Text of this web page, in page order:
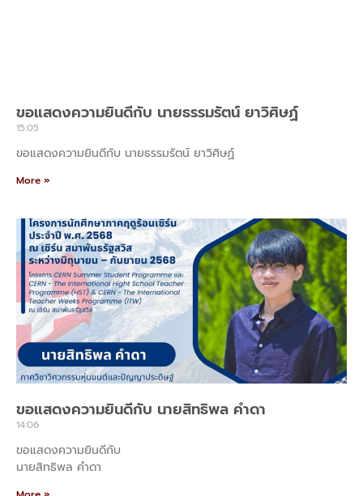
ขอแสดงความยินดีกับ นายธรรมรัตน์ ยาวิศิษฏ์
15:05
ขอแสดงความยินดีกับ นายธรรมรัตน์ ยาวิศิษฏ์
More »
ขอแสดงความยินดีกับ นายสิทธิพล คำดา
14:06
ขอแสดงความยินดีกับ
นายสิทธิพล คำดา